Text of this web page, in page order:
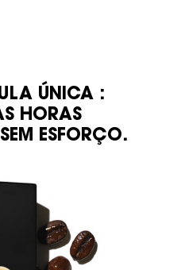
ÚNICA​ :
HORAS
ESFORÇO.